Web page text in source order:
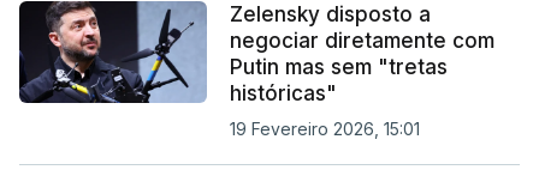
Zelensky disposto a
negociar diretamente com
Putin mas sem "tretas
históricas"
19 Fevereiro 2026, 15:01